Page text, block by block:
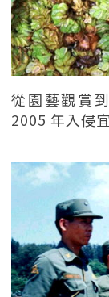
從園藝觀賞
2005 年入侵